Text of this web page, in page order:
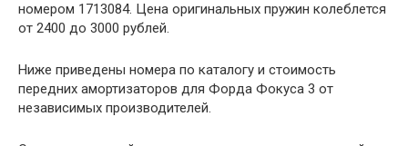
номером 1713084. Цена оригинальных пружин колеблется
от 2400 до 3000 рублей.
Ниже приведены номера по каталогу и стоимость
передних амортизаторов для Форда Фокуса 3 от
независимых производителей.